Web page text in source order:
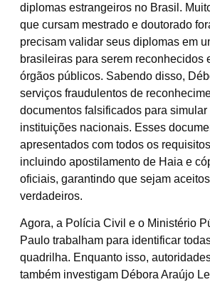
diplomas estrangeiros no Brasil.
que cursam mestrado e doutorado
precisam validar seus diplomas em
brasileiras para serem reconhecidos
órgãos públicos. Sabendo disso,
serviços fraudulentos de
documentos falsificados para simular
instituições nacionais. Esses
apresentados com todos os
incluindo apostilamento de Haia e
oficiais, garantindo que sejam
verdadeiros.
​Agora, a Polícia Civil e o Ministério
Paulo trabalham para identificar
quadrilha. Enquanto isso,
também investigam Débora Araújo